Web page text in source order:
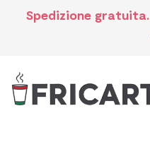
Spedizione gratuita.